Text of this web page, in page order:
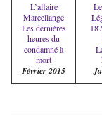
L’affaire
Marcellange
Les dernières
heures du
condamné à
mort
Février 2015